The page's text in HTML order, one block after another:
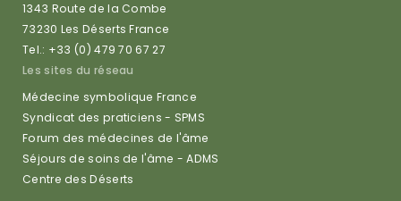
1343 Route de la Combe
73230 Les Déserts France
Tel.: +33 (0) 479 70 67 27
Les sites du réseau
Médecine symbolique France
Syndicat des praticiens - SPMS
Forum des médecines de l'âme
Séjours de soins de l'âme - ADMS
Centre des Déserts